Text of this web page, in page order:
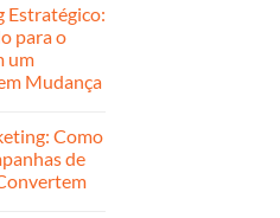
Estratégico:
para o
um
Mudança
Como
de